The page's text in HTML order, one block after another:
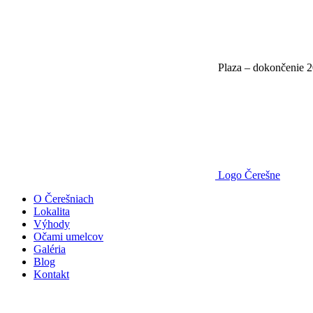
Plaza – dokončenie
Logo Čerešne
O Čerešniach
Lokalita
Výhody
Očami umelcov
Galéria
Blog
Kontakt